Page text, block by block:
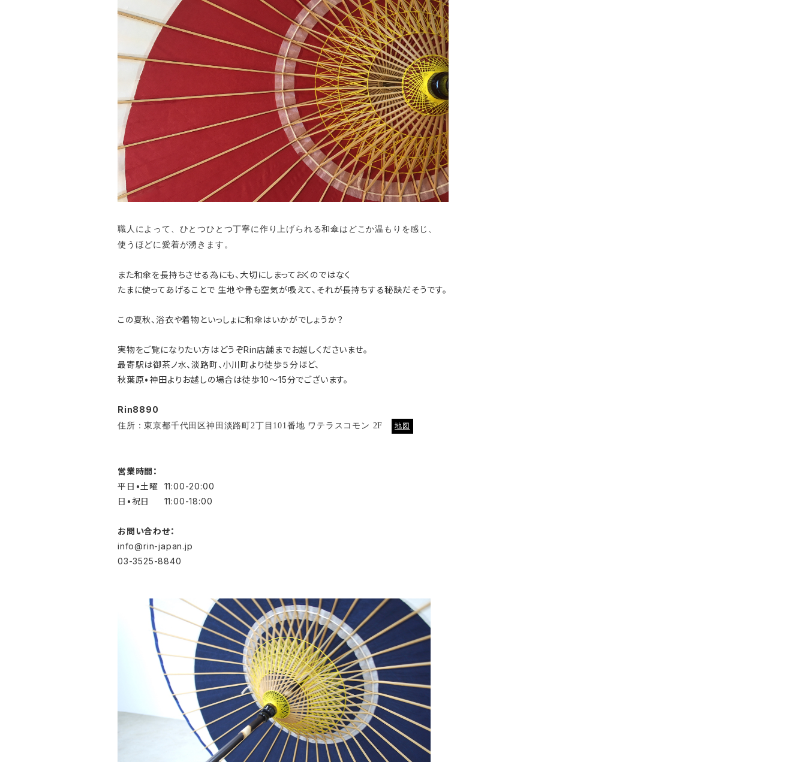
職人によって、ひとつひとつ丁寧に作り上げられる和傘はどこか温もりを感じ、
使うほどに愛着が湧きます。
また和傘を長持ちさせる為にも、大切にしまっておくのではなく
たまに使ってあげることで 生地や骨も空気が吸えて、それが長持ちする秘訣だそうです。
この夏秋、浴衣や着物といっしょに和傘はいかがでしょうか？
実物をご覧になりたい方はどうぞRin店舗までお越しくださいませ。
最寄駅は御茶ノ水、淡路町、小川町より徒歩５分ほど、
秋葉原•神田よりお越しの場合は徒歩10〜15分でございます。
Rin8890
住所：東京都千代田区神田淡路町2丁目101番地 ワテラスコモン 2F 地図
営業時間：
平日•土曜 11:00-20:00
日•祝日 11:00-18:00
お問い合わせ：
info@rin-japan.jp
03-3525-8840